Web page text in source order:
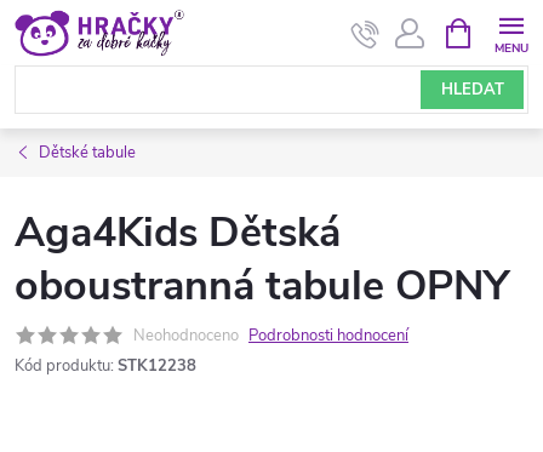
Přejít
obsah
HLEDAT
NÁKUPNÍ
KOŠÍK
Dětské tabule
Aga4Kids Dětská
oboustranná tabule OPNY
Neohodnoceno Podrobnosti hodnocení
Kód produktu: STK12238